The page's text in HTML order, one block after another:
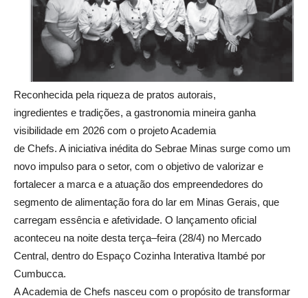
Reconhecida pela riqueza de pratos autorais,
ingredientes e tradições, a gastronomia mineira ganha
visibilidade em 2026 com o projeto Academia
de Chefs. A iniciativa inédita do Sebrae Minas surge como um
novo impulso para o setor, com o objetivo de valorizar e
fortalecer a marca e a atuação dos empreendedores do
segmento de alimentação fora do lar em Minas Gerais, que
carregam essência e afetividade. O lançamento oficial
aconteceu na noite desta terça–feira (28/4) no Mercado
Central, dentro do Espaço Cozinha Interativa Itambé por
Cumbucca.
A Academia de Chefs nasceu com o propósito de transformar